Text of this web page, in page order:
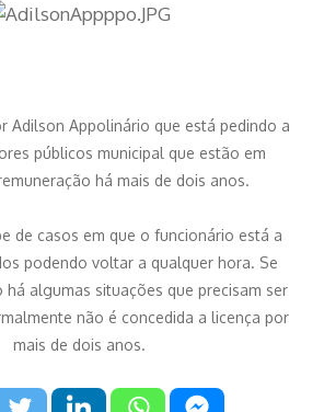
Adilson Appolinário que está pedindo a
públicos municipal que estão em
há mais de dois anos.
de casos em que o funcionário está a
podendo voltar a qualquer hora. Se
algumas situações que precisam ser
não é concedida a licença por
mais de dois anos.